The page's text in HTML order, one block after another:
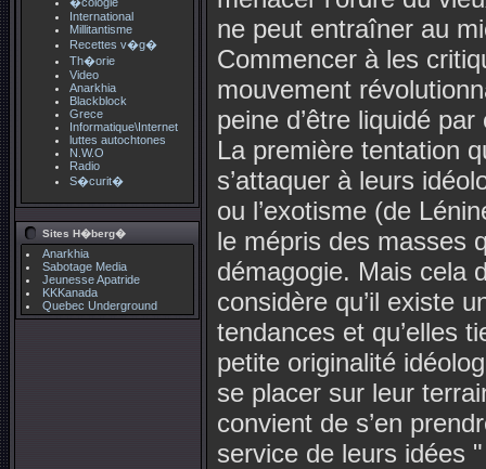
International
Millitantisme
Recettes v�g�
Th�orie
Video
Anarkhia
Blackblock
Grece
Informatique\Internet
luttes autochtones
N.W.O
Radio
S�curit�
Sites H�berg�
Anarkhia
Sabotage Media
Jeunesse Apatride
KKKanada
Quebec Underground
ne peut entraîner au
Commencer à les
mouvement
peine d’être liquidé par
La première tentation
s’attaquer à leurs
ou l’exotisme (de
le mépris des masses
démagogie. Mais cela
considère qu’il existe
tendances et qu’elles
petite originalité
se placer sur leur
convient de s’en
service de leurs idées